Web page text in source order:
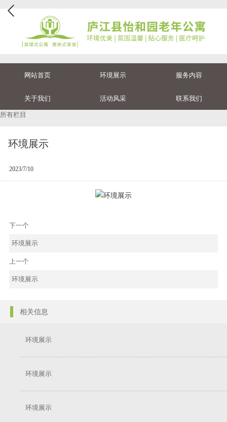
网站首页 环境展示 服务内容
关于我们 活动风采 联系我们
所有栏目
环境展示
2023/7/10
下一个
环境展示
上一个
环境展示
相关信息
环境展示
环境展示
环境展示